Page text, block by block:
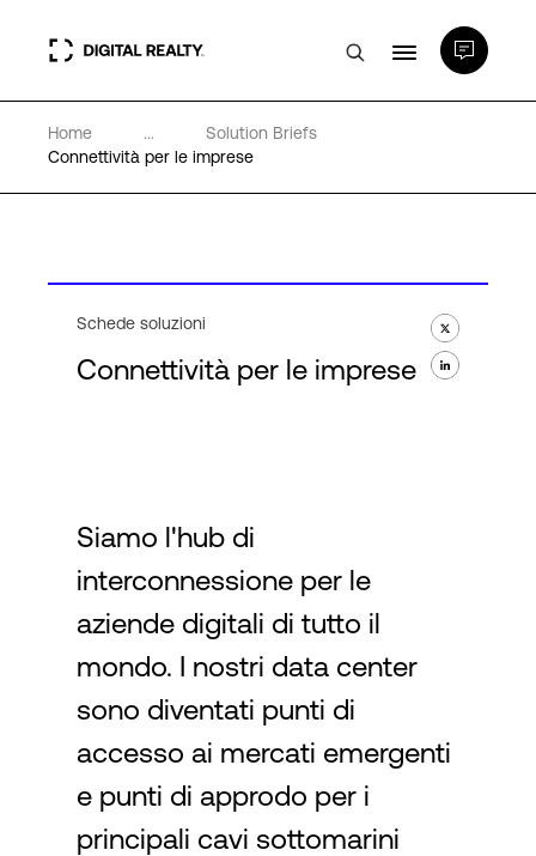
Data center
Competenze e Risorse
Language
Accesso
Home ...
Solution Briefs
Connettività per le imprese
Schede soluzioni
Connettività per le imprese
Siamo l'hub di
interconnessione per le
aziende digitali di tutto il
mondo. I nostri data center
sono diventati punti di
accesso ai mercati emergenti
e punti di approdo per i
principali cavi sottomarini